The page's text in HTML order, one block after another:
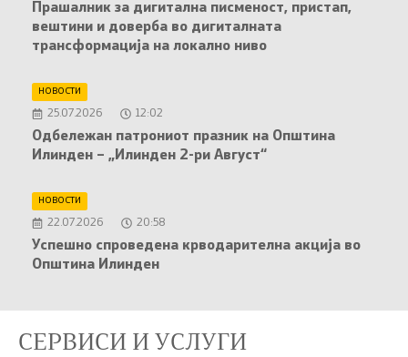
Прашалник за дигитална писменост, пристап,
вештини и доверба во дигиталната
трансформација на локално ниво
НОВОСТИ
25.07.2026 12:02
Oдбележан патрониот празник на Општина
Илинден – „Илинден 2-ри Август“
НОВОСТИ
22.07.2026 20:58
Успешно спроведена крводарителна акција во
Општина Илинден
СЕРВИСИ И УСЛУГИ